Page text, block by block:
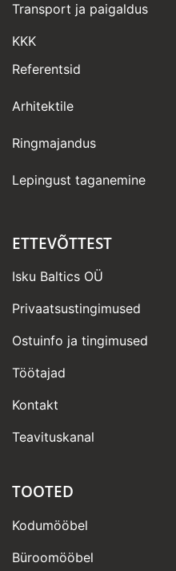
Transport ja paigaldus
KKK
Referentsid
Arhitektile
Ringmajandus
Lepingust taganemine
ETTEVÕTTEST
Isku Baltics OÜ
Privaatsustingimused
Ostuinfo ja tingimused
Töötajad
Kontakt
Teavituskanal
TOOTED
Kodumööbel
Büroomööbel